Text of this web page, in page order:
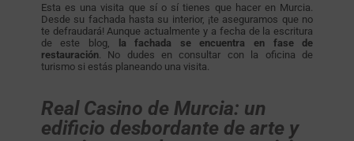
Esta es una visita que sí o sí tienes que hacer en Murcia.
Desde su fachada hasta su interior, ¡te aseguramos que no
te defraudará! Aunque actualmente y a fecha de la escritura
de este blog,
la fachada se encuentra en fase de
restauración. No dudes en consultar con la oficina de
turismo si estás planeando una visita.
Real Casino de Murcia: un
edificio desbordante de arte y